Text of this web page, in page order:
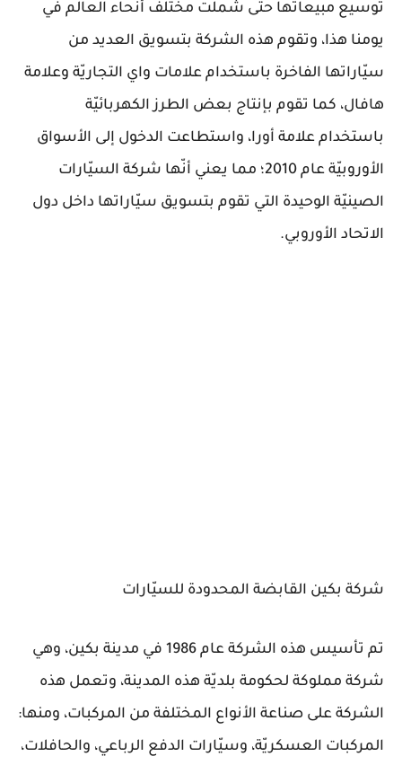
توسيع مبيعاتها حتّى شملت مختلف أنحاء العالم في
يومنا هذا، وتقوم هذه الشركة بتسويق العديد من
سيّاراتها الفاخرة باستخدام علامات واي التجاريّة وعلامة
هافال، كما تقوم بإنتاج بعض الطرز الكهربائيّة
باستخدام علامة أورا، واستطاعت الدخول إلى الأسواق
الأوروبيّة عام 2010؛ مما يعني أنّها شركة السيّارات
الصينيّة الوحيدة التي تقوم بتسويق سيّاراتها داخل دول
الاتحاد الأوروبي.
شركة بكين القابضة المحدودة للسيّارات
تم تأسيس هذه الشركة عام 1986 في مدينة بكين، وهي
شركة مملوكة لحكومة بلديّة هذه المدينة، وتعمل هذه
الشركة على صناعة الأنواع المختلفة من المركبات، ومنها:
المركبات العسكريّة، وسيّارات الدفع الرباعي، والحافلات،